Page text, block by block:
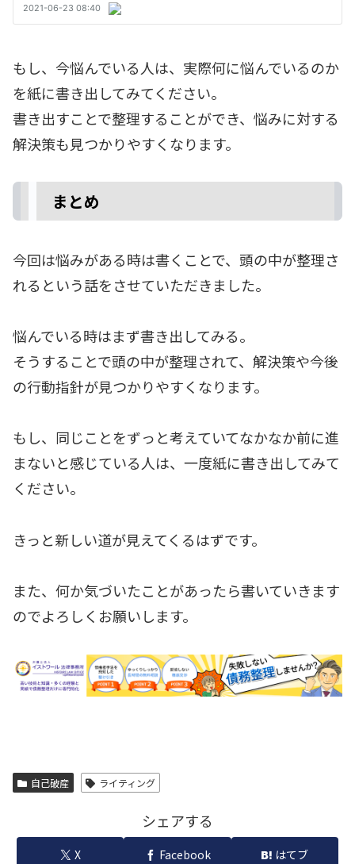
もし、今悩んでいる人は、実際何に悩んでいるのか
を紙に書き出してみてください。
書き出すことで整理することができ、悩みに対する
解決策も見つかりやすくなります。
まとめ
今回は悩みがある時は書くことで、頭の中が整理さ
れるという話をさせていただきました。
悩んでいる時はまず書き出してみる。
そうすることで頭の中が整理されて、解決策や今後
の行動指針が見つかりやすくなります。
もし、同じことをずっと考えていてなかなか前に進
まないと感じている人は、一度紙に書き出してみて
ください。
きっと新しい道が見えてくるはずです。
また、何か気づいたことがあったら書いていきます
のでよろしくお願いします。
自己破産 ライティング
シェアする
X Facebook はてブ